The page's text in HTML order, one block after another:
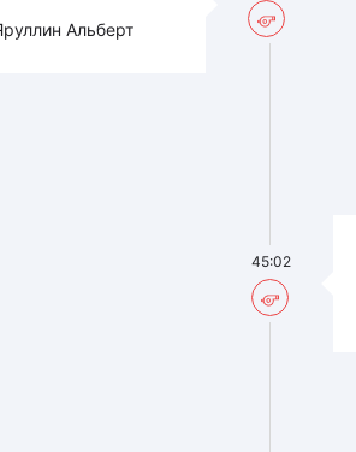
Альберт
45:02